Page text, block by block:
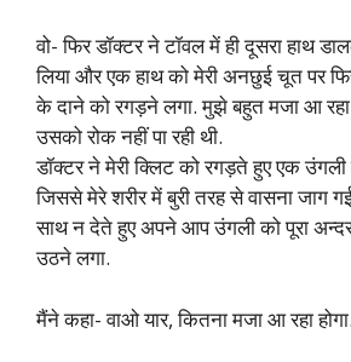
वो- फिर डॉक्टर ने टॉवल में ही दूसरा हाथ
लिया और एक हाथ को मेरी अनछुई चूत पर
के दाने को रगड़ने लगा. मुझे बहुत मजा आ
उसको रोक नहीं पा रही थी.
डॉक्टर ने मेरी क्लिट को रगड़ते हुए एक उंगली
जिससे मेरे शरीर में बुरी तरह से वासना जाग
साथ न देते हुए अपने आप उंगली को पूरा
उठने लगा.
मैंने कहा- वाओ यार, कितना मजा आ रहा होगा.